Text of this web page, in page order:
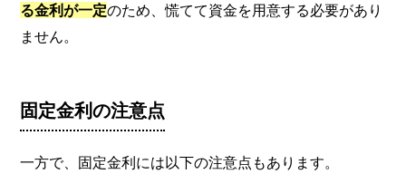
る金利が一定のため、慌てて資金を用意する必要があり
ません。
固定金利の注意点
一方で、固定金利には以下の注意点もあります。